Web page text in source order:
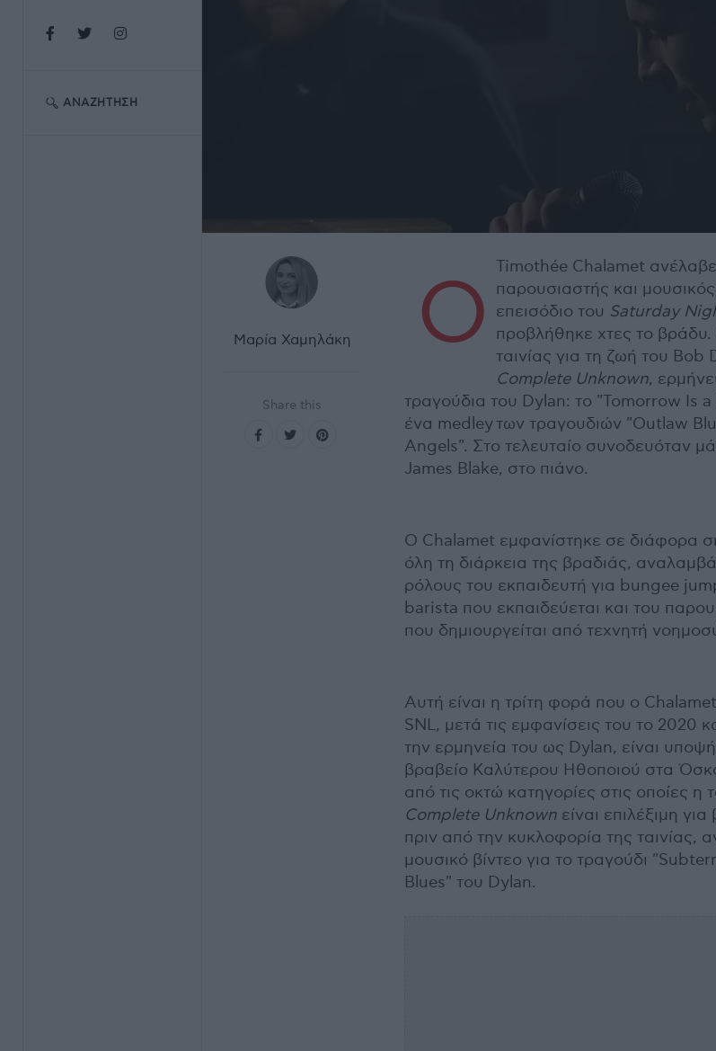
ΑΝΑΖΉΤΗΣΗ
Μαρία Χαμηλάκη
Share this
Ο
Timothée Chalamet
παρουσιαστής και
επεισόδιο του Saturday
προβλήθηκε χτες το
ταινίας για τη ζωή του Bob
Complete Unknown,
τραγούδια του Dylan: το "Tomorrow Is a
ένα medley των τραγουδιών "Outlaw
Angels". Στο τελευταίο συνοδευόταν
James Blake, στo πιάνο.
Ο Chalamet εμφανίστηκε σε διάφορα
όλη τη διάρκεια της βραδιάς,
ρόλους του εκπαιδευτή για bungee
barista που εκπαιδεύεται και του
που δημιουργείται από τεχνητή
Αυτή είναι η τρίτη φορά που ο
SNL, μετά τις εμφανίσεις του το 2020
την ερμηνεία του ως Dylan, είναι
βραβείο Καλύτερου Ηθοποιού στα
από τις οκτώ κατηγορίες στις οποίες η
Complete Unknown είναι επιλέξιμη
πριν από την κυκλοφορία της ταινίας,
μουσικό βίντεο για το τραγούδι
Blues" του Dylan.